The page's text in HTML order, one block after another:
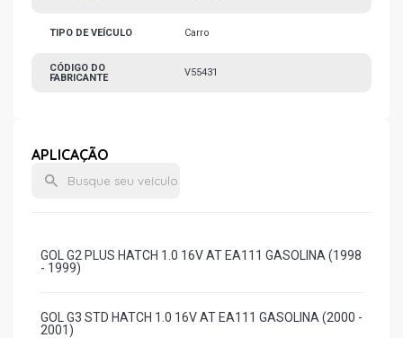
TIPO DE VEÍCULO Carro
CÓDIGO DO
FABRICANTE
V55431
APLICAÇÃO
GOL G2 PLUS HATCH 1.0 16V AT EA111 GASOLINA (1998
- 1999)
GOL G3 STD HATCH 1.0 16V AT EA111 GASOLINA (2000 -
2001)